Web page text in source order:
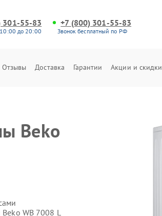
301-55-83
до 20:00
+7 (800) 301-55-83
Звонок бесплатный по РФ
Отзывы Доставка Гарантии Акции и скидки
Beko
WB 7008 L